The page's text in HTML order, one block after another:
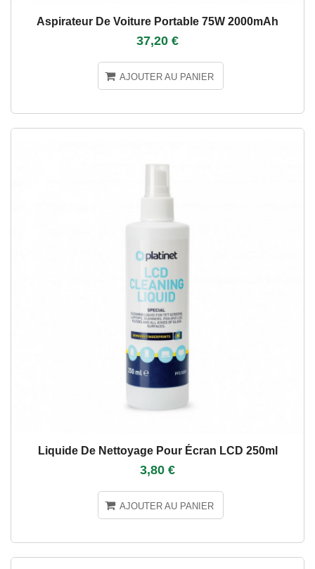
Aspirateur De Voiture Portable 75W 2000mAh
37,20 €
AJOUTER AU PANIER
Liquide De Nettoyage Pour Écran LCD 250ml
3,80 €
AJOUTER AU PANIER